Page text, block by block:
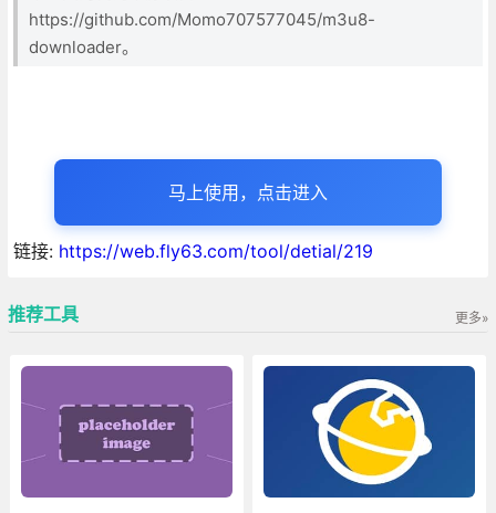
https://github.com/Momo707577045/m3u8-
downloader。
马上使用，点击进入
链接: https://web.fly63.com/tool/detial/219
推荐工具 更多»